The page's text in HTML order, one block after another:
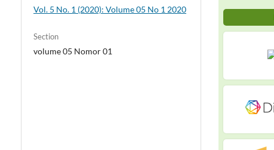
Vol. 5 No. 1 (2020): Volume 05 No 1 2020
Section
volume 05 Nomor 01